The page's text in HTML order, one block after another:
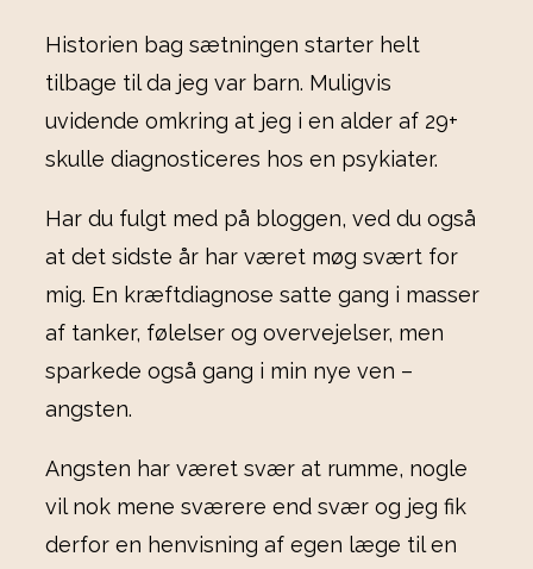
Historien bag sætningen starter helt
tilbage til da jeg var barn. Muligvis
uvidende omkring at jeg i en alder af 29+
skulle diagnosticeres hos en psykiater.
Har du fulgt med på bloggen, ved du også
at det sidste år har været møg svært for
mig. En kræftdiagnose satte gang i masser
af tanker, følelser og overvejelser, men
sparkede også gang i min nye ven –
angsten.
Angsten har været svær at rumme, nogle
vil nok mene sværere end svær og jeg fik
derfor en henvisning af egen læge til en